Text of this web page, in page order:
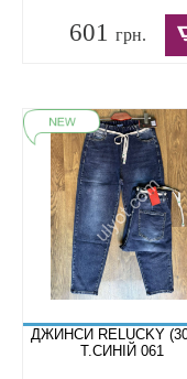
601 грн.
ДЖИНСИ RELUCKY
Т.СИНІЙ 061